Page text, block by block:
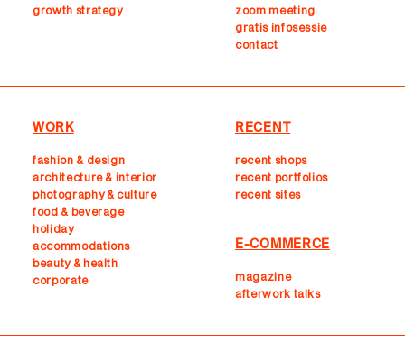
growth strategy
zoom meeting
gratis infosessie
contact
WORK
fashion & design
architecture & interior
photography & culture
food & beverage
holiday
accommodations
beauty & health
corporate
RECENT
recent shops
recent portfolios
recent sites
E-COMMERCE
magazine
afterwork talks